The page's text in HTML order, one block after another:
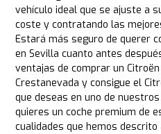
vehículo ideal que se ajuste a
coste y contratando las
Estará más seguro de querer
en Sevilla cuanto antes
ventajas de comprar un
Crestanevada y consigue el
que deseas en uno de
quieres un coche premium de
cualidades que hemos